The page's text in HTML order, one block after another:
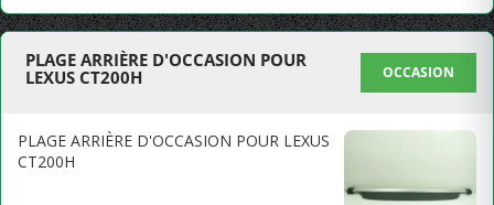
PLAGE ARRIÈRE D'OCCASION POUR
LEXUS CT200H
OCCASION
PLAGE ARRIÈRE D'OCCASION POUR LEXUS
CT200H